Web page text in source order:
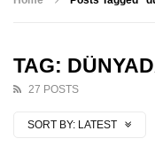
TAG:
27 POSTS
SORT BY: LATEST